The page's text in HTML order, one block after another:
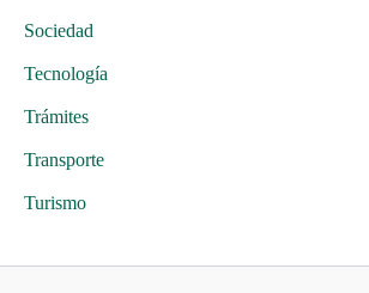
Sociedad
Tecnología
Trámites
Transporte
Turismo